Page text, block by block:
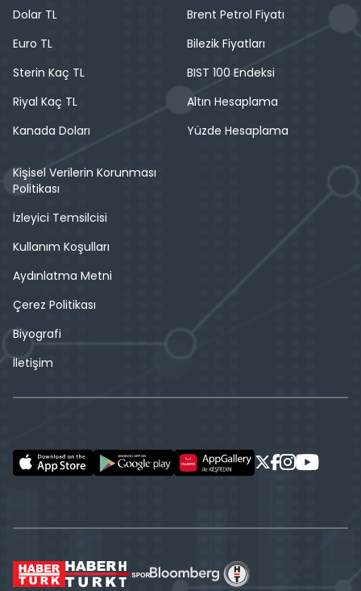
Dolar TL
Euro TL
Sterin Kaç TL
Riyal Kaç TL
Kanada Doları
Brent Petrol Fiyatı
Bilezik Fiyatları
BIST 100 Endeksi
Altın Hesaplama
Yüzde Hesaplama
Kişisel Verilerin Korunması
Politikası
İzleyici Temsilcisi
Kullanım Koşulları
Aydınlatma Metni
Çerez Politikası
Biyografi
İletişim